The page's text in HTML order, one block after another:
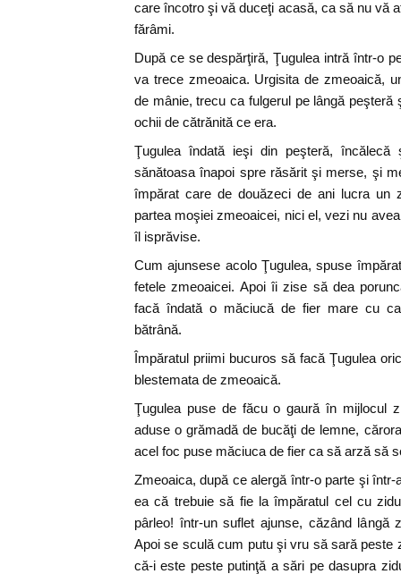
care încotro şi vă duceţi acasă, ca să nu vă
fărâmi.
După ce se despărţiră, Ţugulea intră într-o
va trece zmeoaica. Urgisita de zmeoaică,
de mânie, trecu ca fulgerul pe lângă
ochii de cătrănită ce era.
Ţugulea îndată ieşi din peşteră,
sănătoasa înapoi spre răsărit şi merse, şi
împărat care de douăzeci de ani lucra un
partea moşiei zmeoaicei, nici el, vezi nu
îl isprăvise.
Cum ajunsese acolo Ţugulea, spuse
fetele zmeoaicei. Apoi îi zise să dea
facă îndată o măciucă de fier mare cu
bătrână.
Împăratul priimi bucuros să facă Ţugulea
blestemata de zmeoaică.
Ţugulea puse de făcu o gaură în mijlocul
aduse o grămadă de bucăţi de lemne,
acel foc puse măciuca de fier ca să arză să
Zmeoaica, după ce alergă într-o parte şi
ea că trebuie să fie la împăratul cel cu
pârleo! într-un suflet ajunse, căzând lângă
Apoi se sculă cum putu şi vru să sară
că-i este peste putinţă a sări pe dasupra